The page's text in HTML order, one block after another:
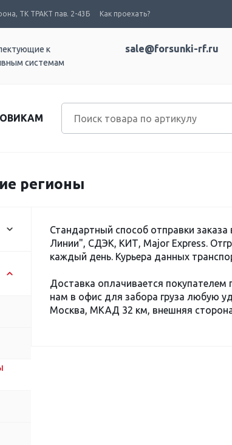
ТК ТРАКТ пав. 2-43Б Как проехать?
к
системам
sale@forsunki-rf.ru
регионы
Стандартный способ отправки
Линии", СДЭК, КИТ, Major Express.
каждый день. Курьера данных
Доставка оплачивается
нам в офис для забора груза любую
Москва, МКАД 32 км, внешняя